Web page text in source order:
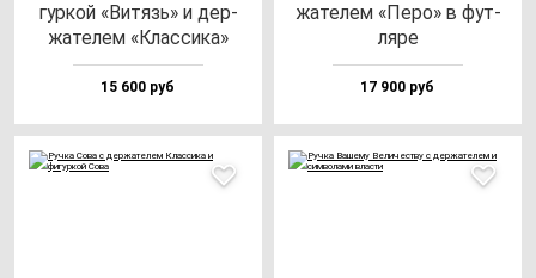
гур­кой «Витязь» и дер­
жа­те­лем «Клас­си­ка»
15 600 руб
жа­те­лем «Перо» в фут­
ля­ре
17 900 руб